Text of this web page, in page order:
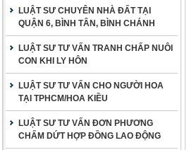
LUẬT SƯ CHUYÊN NHÀ ĐẤT TẠI
QUẬN 6, BÌNH TÂN, BÌNH CHÁNH
LUẬT SƯ TƯ VẤN TRANH CHẤP NUÔI
CON KHI LY HÔN
LUẬT SƯ TƯ VẤN CHO NGƯỜI HOA
TẠI TPHCM/HOA KIỀU
LUẬT SƯ TƯ VẤN ĐƠN PHƯƠNG
CHẤM DỨT HỢP ĐỒNG LAO ĐỘNG